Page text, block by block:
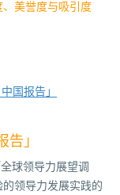
美誉度与吸引度
国报告」
」
球领导力展望调
领导力发展实践的